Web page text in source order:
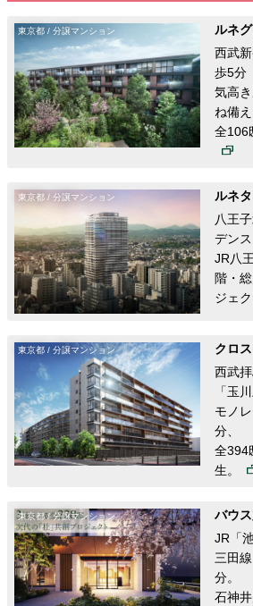
東京都 / 分譲マンション
ルネ
西武
歩5分
気高
ね備
全106
東京都 / 分譲マンション
ルネ
八王
デンス
JR八
階・
ジェク
東京都 / 分譲マンション
クロ
西武
「玉
モノレ
分、
全394
生。
東京都 / 分譲マンション
バウ
JR「
三田
分。
石神